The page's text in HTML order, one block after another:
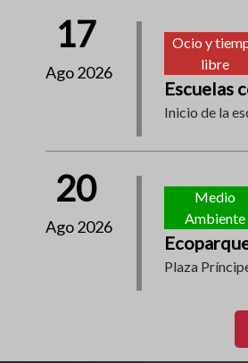
17
Ago 2026
Ocio y
libre
Escuelas
Inicio de la
20
Ago 2026
Medio
Ambiente
Plaza